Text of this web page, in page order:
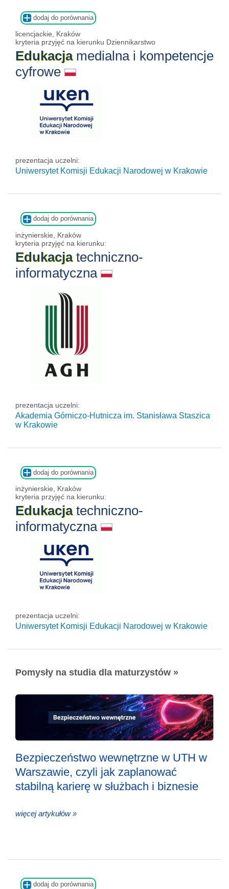
dodaj do porównania
licencjackie, Kraków
kryteria przyjęć na kierunku Dziennikarstwo
Edukacjamedialna i kompetencje
cyfrowe
prezentacja uczelni:
Uniwersytet Komisji Edukacji Narodowej w Krakowie
dodaj do porównania
inżynierskie, Kraków
kryteria przyjęć na kierunku:
Edukacjatechniczno-
informatyczna
prezentacja uczelni:
Akademia Górniczo-Hutnicza im. Stanisława Staszica
w Krakowie
dodaj do porównania
inżynierskie, Kraków
kryteria przyjęć na kierunku:
Edukacjatechniczno-
informatyczna
prezentacja uczelni:
Uniwersytet Komisji Edukacji Narodowej w Krakowie
Pomysły na studia dla maturzystów »
Bezpieczeństwo wewnętrzne w UTH w
Warszawie, czyli jak zaplanować
stabilną karierę w służbach i biznesie
więcej artykułów »
dodaj do porównania